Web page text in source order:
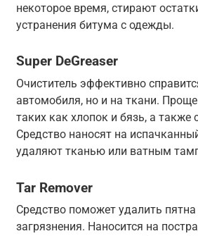
некоторое время, стирают
устранения битума с одежды.
Super DeGreaser
Очиститель эффективно
автомобиля, но и на ткани.
таких как хлопок и бязь, а
Средство наносят на
удаляют тканью или ватным
Tar Remover
Средство поможет удалить
загрязнения. Наносится на